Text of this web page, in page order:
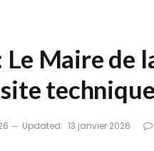
Le Maire de
Updated: 13 janvier 2026